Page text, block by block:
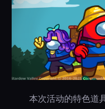
本次活动的特色道